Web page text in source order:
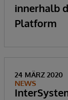
innerhalb
Platform
24 MÄRZ 2020
NEWS